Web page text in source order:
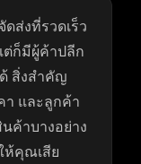
ส่งที่รวดเร็ว
ต่ก็มีผู้ค้าปลีก
สิ่งสำคัญ
า และลูกค้า
ค้าบางอย่าง
ห้คุณเสีย